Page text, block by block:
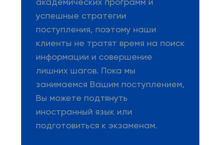
академических программ и
успешные стратегии
поступления, поэтому наши
клиенты не тратят время на поиск
информации и совершение
лишних шагов. Пока мы
занимаемся Вашим поступлением,
Вы можете подтянуть
иностранный язык или
подготовиться к экзаменам.